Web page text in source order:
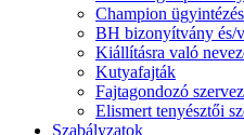
Champion ügyintézés
BH bizonyítvány és/
Kiállításra való
Kutyafajták
Fajtagondozó
Elismert tenyésztői
Szabályzatok